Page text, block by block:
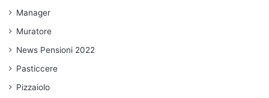
Manager
Muratore
News Pensioni 2022
Pasticcere
Pizzaiolo